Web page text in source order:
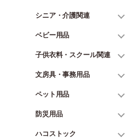
シニア・介護関連
ベビー用品
子供衣料・スクール関連
文房具・事務用品
ペット用品
防災用品
ハコストック